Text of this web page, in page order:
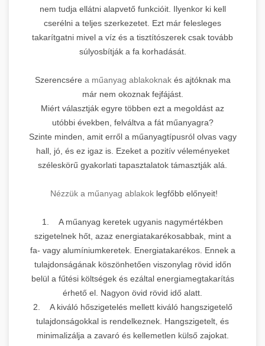
nem tudja ellátni alapvető funkcióit. Ilyenkor ki kell
cserélni a teljes szerkezetet. Ezt már felesleges
takarítgatni mivel a víz és a tisztítószerek csak tovább
súlyosbítják a fa korhadását.
Szerencsére a műanyag ablakoknakés ajtóknak ma
már nem okoznak fejfájást.
Miért választják egyre többen ezt a megoldást az
utóbbi években, felváltva a fát műanyagra?
Szinte minden, amit erről a műanyagtípusról olvas vagy
hall, jó, és ez igaz is. Ezeket a pozitív véleményeket
széleskörű gyakorlati tapasztalatok támasztják alá.
Nézzük a műanyag ablakoklegfőbb előnyeit!
1. A műanyag keretek ugyanis nagymértékben
szigetelnek hőt, azaz energiatakarékosabbak, mint a
fa- vagy alumíniumkeretek. Energiatakarékos. Ennek a
tulajdonságának köszönhetően viszonylag rövid időn
belül a fűtési költségek és ezáltal energiamegtakarítás
érhető el. Nagyon övid rövid idő alatt.
2. A kiváló hőszigetelés mellett kiváló hangszigetelő
tulajdonságokkal is rendelkeznek. Hangszigetelt, és
minimalizálja a zavaró és kellemetlen külső zajokat.